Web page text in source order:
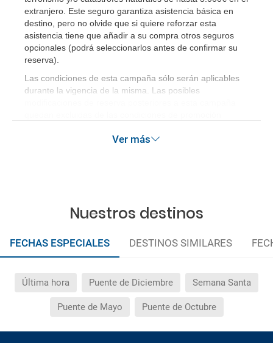
¿Cuáles son las condiciones generales en las
reservas de viajes?
¿Cuáles son los impuestos de entrada y salida del
país si viajo a América?
al hotel o viceversa no ha aparecido?
precio de un adulto?
¿Cuántas veces debo imprimir el bono de los
traslados?
extranjero. Este seguro garantiza asistencia básica en
destino, pero no olvide que si quiere reforzar esta
asistencia tiene que añadir a su compra otros seguros
opcionales (podrá seleccionarlos antes de confirmar su
reserva)
Las condiciones de esta campaña sólo serán aplicables
durante la vigencia de la misma. Las posibles
Ver más
Nuestros destinos
FECHAS ESPECIALES DESTINOS SIMILARES
Última hora Puente de Diciembre Semana Santa
Puente de Mayo Puente de Octubre